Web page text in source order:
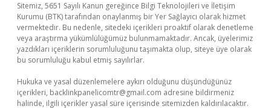
Sitemiz, 5651 Sayılı Kanun gereğince Bilgi Teknolojileri ve İletişim
Kurumu (BTK) tarafından onaylanmış bir Yer Sağlayıcı olarak hizmet
vermektedir. Bu nedenle, sitedeki içerikleri proaktif olarak denetleme
veya araştırma yükümlülüğümüz bulunmamaktadır. Ancak, üyelerimiz
yazdıkları içeriklerin sorumluluğunu taşımakta olup, siteye üye olarak
bu sorumluluğu kabul etmiş sayılırlar.
Hukuka ve yasal düzenlemelere aykırı olduğunu düşündüğünüz
içerikleri, backlinkpanelicomtr@gmail.com adresine bildirmeniz
halinde, ilgili içerikler yasal süre içerisinde sitemizden kaldırılacaktır.